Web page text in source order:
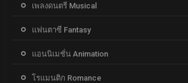
เพลงดนตรี Musical
แฟนตาซี Fantasy
แอนนิเมชั่น Animation
โรแมนติก Romance